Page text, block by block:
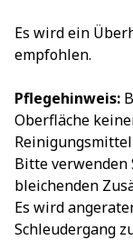
Es wird ein
empfohlen.
Pflegehinweis:
Oberfläche
Reinigungsmittel
Bitte verwenden
bleichenden
Es wird
Schleudergang